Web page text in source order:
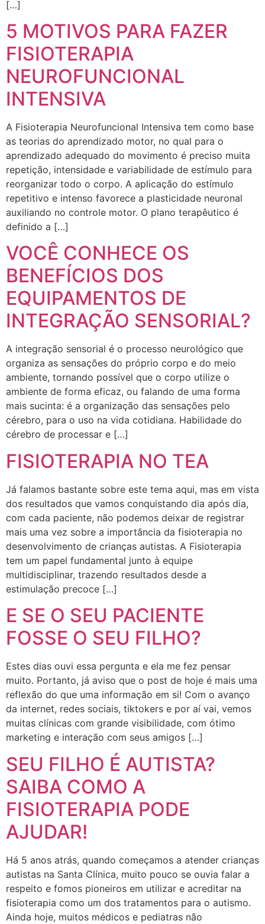
[…]
5 MOTIVOS PARA FAZER
FISIOTERAPIA
NEUROFUNCIONAL
INTENSIVA
A Fisioterapia Neurofuncional Intensiva tem como base
as teorias do aprendizado motor, no qual para o
aprendizado adequado do movimento é preciso muita
repetição, intensidade e variabilidade de estímulo para
reorganizar todo o corpo. A aplicação do estímulo
repetitivo e intenso favorece a plasticidade neuronal
auxiliando no controle motor. O plano terapêutico é
definido a […]
VOCÊ CONHECE OS
BENEFÍCIOS DOS
EQUIPAMENTOS DE
INTEGRAÇÃO SENSORIAL?
A integração sensorial é o processo neurológico que
organiza as sensações do próprio corpo e do meio
ambiente, tornando possível que o corpo utilize o
ambiente de forma eficaz, ou falando de uma forma
mais sucinta: é a organização das sensações pelo
cérebro, para o uso na vida cotidiana. Habilidade do
cérebro de processar e […]
FISIOTERAPIA NO TEA
Já falamos bastante sobre este tema aqui, mas em vista
dos resultados que vamos conquistando dia após dia,
com cada paciente, não podemos deixar de registrar
mais uma vez sobre a importância da fisioterapia no
desenvolvimento de crianças autistas. A Fisioterapia
tem um papel fundamental junto à equipe
multidisciplinar, trazendo resultados desde a
estimulação precoce […]
E SE O SEU PACIENTE
FOSSE O SEU FILHO?
Estes dias ouvi essa pergunta e ela me fez pensar
muito. Portanto, já aviso que o post de hoje é mais uma
reflexão do que uma informação em si! Com o avanço
da internet, redes sociais, tiktokers e por aí vai, vemos
muitas clínicas com grande visibilidade, com ótimo
marketing e interação com seus amigos […]
SEU FILHO É AUTISTA?
SAIBA COMO A
FISIOTERAPIA PODE
AJUDAR!
Há 5 anos atrás, quando começamos a atender crianças
autistas na Santa Clínica, muito pouco se ouvia falar a
respeito e fomos pioneiros em utilizar e acreditar na
fisioterapia como um dos tratamentos para o autismo.
Ainda hoje, muitos médicos e pediatras não